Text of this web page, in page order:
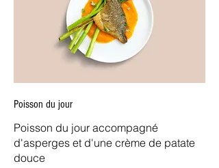
Poisson du jour
Poisson du jour accompagné
d'asperges et d'une crème de patate
douce